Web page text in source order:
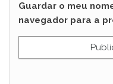
Guardar o meu
navegador para a